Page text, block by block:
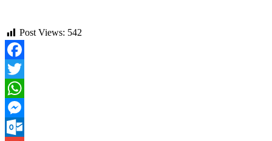
Post Views: 542
Facebook
Twitter
WhatsApp
Messenger